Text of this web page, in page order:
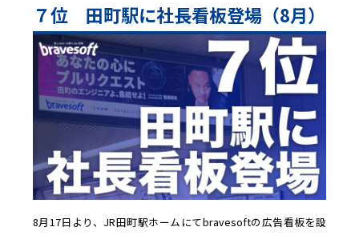
７位 田町駅に社長看板登場（8月）
8月17日より、JR田町駅ホームにてbravesoftの広告看板を設